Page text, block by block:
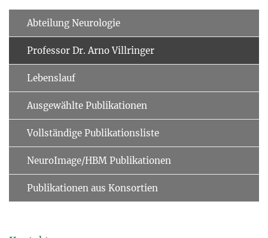
Abteilung Neurologie
Professor Dr. Arno Villringer
Lebenslauf
Ausgewählte Publikationen
Vollständige Publikationsliste
NeuroImage/HBM Publikationen
Publikationen aus Konsortien